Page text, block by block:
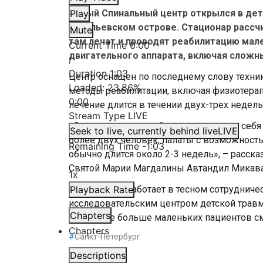
Play
Mute
Current Time0:00
/
Duration1:03
Loaded:23.86%
0:00
Stream Type LIVE
Seek to live, currently behind liveLIVE
Remaining Time-1:03
1x
Playback Rate
Chapters
Chapters
Descriptions
Новый Спинальный центр открылся в
Васильевском острове. Стационар
там лечат и проводят реабилитацию
двигательного аппарата, включая
Центр оснащен по последнему слову
методы реабилитации, включая
лечение длится в течении двух-трех
«Этот центр, который представляет из
более двух человек, палаты с
обычно длится около 2-3 недель», –
Святой Марии Магдалины Автандил
Учреждение работает в тесном
исследовательским центром детской
этому еще больше маленьких пациентов
#Санкт-Петербург